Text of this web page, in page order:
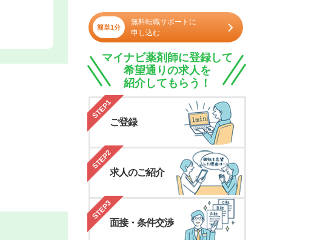
簡単1分
無料転職サポートに
申し込む
マイナビ薬剤師に登録して
希望通りの求人を
紹介してもらう！
STEP1
ご登録
STEP2
求人のご紹介
STEP3
面接・条件交渉